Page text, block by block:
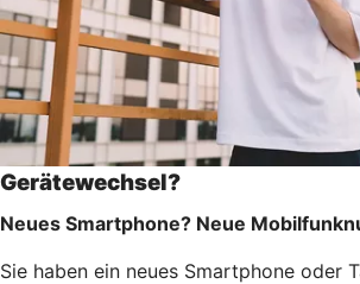
Gerätewechsel?
Neues Smartphone? Neue
Sie haben ein neues Smartphone oder